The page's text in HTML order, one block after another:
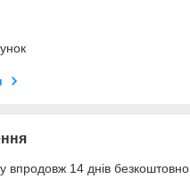
впродовж 14 днів безкоштовно